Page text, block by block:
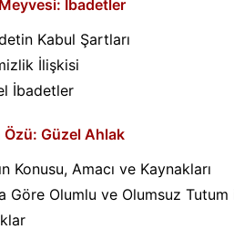
İbadetler
Kabul Şartları
İlişkisi
İbadetler
Özü: Güzel Ahlak
Konusu, Amacı ve Kaynakları
Göre Olumlu ve Olumsuz Tutum